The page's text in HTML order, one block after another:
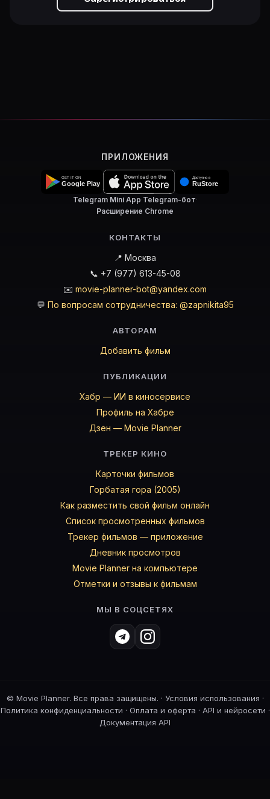
ПРИЛОЖЕНИЯ
Telegram Mini App·Telegram-бот·
Расширение Chrome
КОНТАКТЫ
📍 Москва
📞 +7 (977) 613-45-08
✉️ movie-planner-bot@yandex.com
💬 По вопросам сотрудничества: @zapnikita95
АВТОРАМ
Добавить фильм
ПУБЛИКАЦИИ
Хабр — ИИ в киносервисе
Профиль на Хабре
Дзен — Movie Planner
ТРЕКЕР КИНО
Карточки фильмов
Горбатая гора (2005)
Как разместить свой фильм онлайн
Список просмотренных фильмов
Трекер фильмов — приложение
Дневник просмотров
Movie Planner на компьютере
Отметки и отзывы к фильмам
МЫ В СОЦСЕТЯХ
© Movie Planner. Все права защищены. · Условия использования ·
Политика конфиденциальности · Оплата и оферта · API и нейросети ·
Документация API